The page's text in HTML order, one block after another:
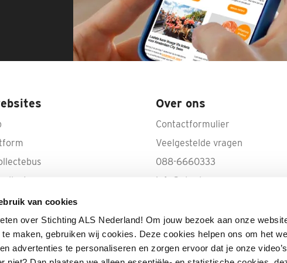
van cookies
over Stichting ALS Nederland! Om jouw bezoek aan onze
maken, gebruiken wij cookies. Deze cookies helpen ons om het
advertenties te personaliseren en zorgen ervoor dat je onze
Over ons
Contactformulier
Veelgestelde vragen
088-6660333
info@als.nl